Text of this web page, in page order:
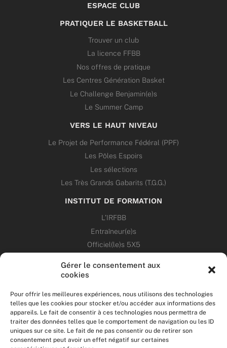
Gérer le consentement aux
cookies
Pour offrir les meilleures expériences, nous utilisons des technologies
telles que les cookies pour stocker et/ou accéder aux informations des
appareils. Le fait de consentir à ces technologies nous permettra de
traiter des données telles que le comportement de navigation ou les ID
uniques sur ce site. Le fait de ne pas consentir ou de retirer son
consentement peut avoir un effet négatif sur certaines
ESPACE CLUB
PRATIQUER LE BASKETBALL
Trouver un club
La licence FFBB
Nos offres de pratique
Les Centres Génération Basket
Le Challenge Benjamin(e)s
Le Summer Camp
VERS LE HAUT NIVEAU
Le Projet de Performance Fédéral (PPF)
Les Pôles Espoirs
Les sélections
Les Très Grands Gabarits (T.G.G.)
INSTITUT DE FORMATION
L’IRFBB
Entraîneur(e)s
Officiel(le)s 5X5
ANNONCES
ÉVÉNEMENTS